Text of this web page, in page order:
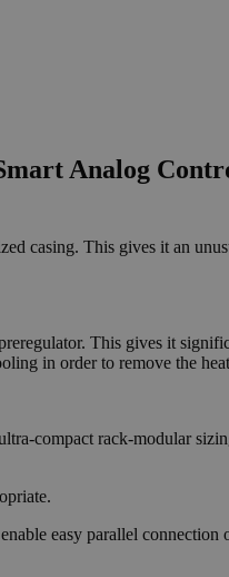
Analog
casing. This gives it an
This gives it
in order to remove the
compact rack-modular
easy parallel connection